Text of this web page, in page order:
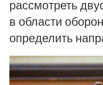
рассмотреть
в области
определить